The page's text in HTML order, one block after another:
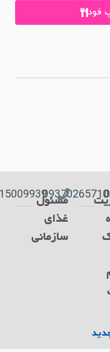
مسئول
غذای
سازمانی
09915009939